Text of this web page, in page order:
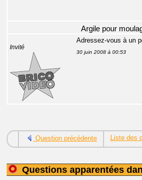
Argile pour
Invité
Adressez-vous à un
30 juin 2008 à 00:53
Question précédente Liste des
Questions apparentées